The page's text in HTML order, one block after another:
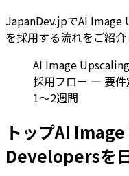
JapanDev.jpでAI Image
を採用する流れをご紹介
AI Image
採用フロー — 要件
1〜2週間
トップAI
Developersを